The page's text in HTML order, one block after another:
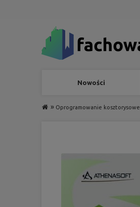
Nowości
» Oprogramowanie kosztorysowe